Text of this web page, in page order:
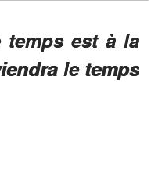
est à la
le temps